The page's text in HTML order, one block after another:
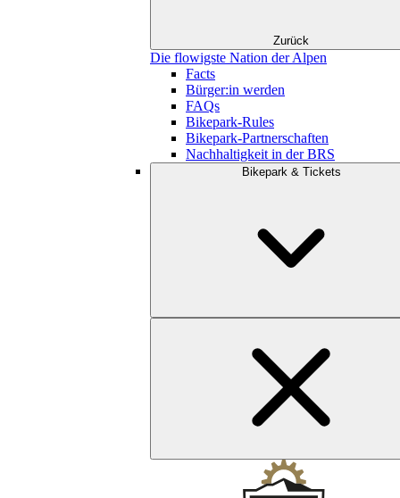
Zurück
Die flowigste Nation der Alpen
Facts
Bürger:in werden
FAQs
Bikepark-Rules
Bikepark-Partnerschaften
Nachhaltigkeit in der BRS
Bikepark & Tickets